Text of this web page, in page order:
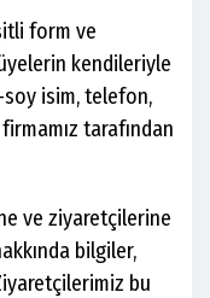
form ve
kendileriyle
isim, telefon,
tarafından
ve ziyaretçilerine
bilgiler,
bu